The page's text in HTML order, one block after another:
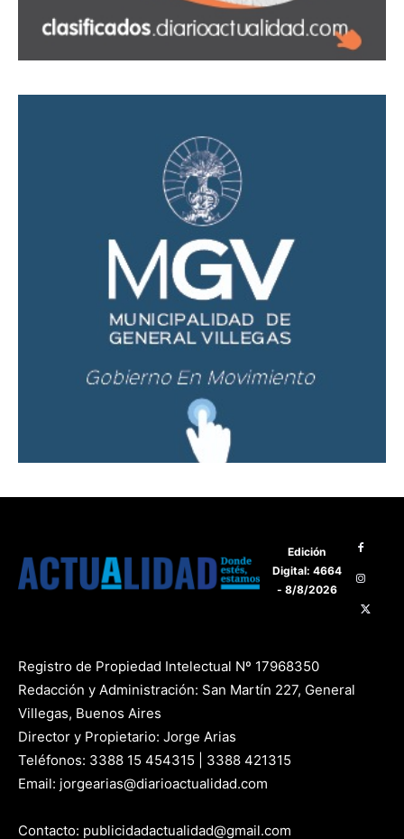
Edición
Digital: 4664
- 8/8/2026
Registro de Propiedad Intelectual Nº 17968350
Redacción y Administración: San Martín 227, General
Villegas, Buenos Aires
Director y Propietario: Jorge Arias
Teléfonos: 3388 15 454315 | 3388 421315
Email: jorgearias@diarioactualidad.com
Contacto: publicidadactualidad@gmail.com